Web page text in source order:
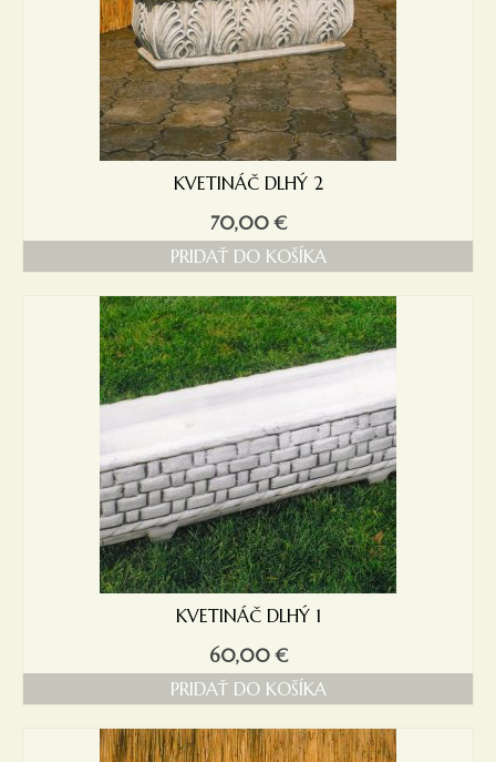
KVETINÁČ DLHÝ 2
70,00€
PRIDAŤ DO KOŠÍKA
KVETINÁČ DLHÝ 1
60,00€
PRIDAŤ DO KOŠÍKA